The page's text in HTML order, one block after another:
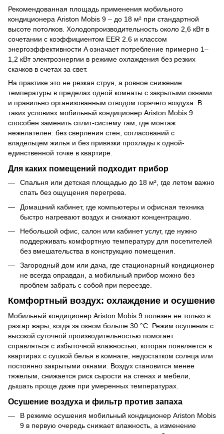
Рекомендованная площадь применения мобильного
кондиционера Ariston Mobis 9 – до 18 м² при стандартной
высоте потолков. Холодопроизводительность около 2,6 кВт в
сочетании с коэффициентом EER 2.6 и классом
энергоэффективности A означает потребление примерно 1–
1,2 кВт электроэнергии в режиме охлаждения без резких
скачков в счетах за свет.
На практике это не резкая струя, а ровное снижение
температуры в пределах одной комнаты с закрытыми окнами
и правильно организованным отводом горячего воздуха. В
таких условиях мобильный кондиционер Ariston Mobis 9
способен заменить сплит-систему там, где монтаж
нежелателен: без сверления стен, согласований с
владельцем жилья и без привязки прохлады к одной-
единственной точке в квартире.
Для каких помещений подходит прибор
Спальня или детская площадью до 18 м², где летом важно
спать без ощущения перегрева.
Домашний кабинет, где компьютеры и офисная техника
быстро нагревают воздух и снижают концентрацию.
Небольшой офис, салон или кабинет услуг, где нужно
поддерживать комфортную температуру для посетителей
без вмешательства в конструкцию помещения.
Загородный дом или дача, где стационарный кондиционер
не всегда оправдан, а мобильный прибор можно без
проблем забрать с собой при переезде.
Комфортный воздух: охлаждение и осушение
Мобильный кондиционер Ariston Mobis 9 полезен не только в
разгар жары, когда за окном больше 30 °C. Режим осушения с
высокой суточной производительностью помогает
справляться с избыточной влажностью, которая появляется в
квартирах с сушкой белья в комнате, недостатком солнца или
постоянно закрытыми окнами. Воздух становится менее
тяжелым, снижается риск сырости на стенах и мебели,
дышать проще даже при умеренных температурах.
Осушение воздуха и фильтр против запаха
В режиме осушения мобильный кондиционер Ariston Mobis
9 в первую очередь снижает влажность, а изменение